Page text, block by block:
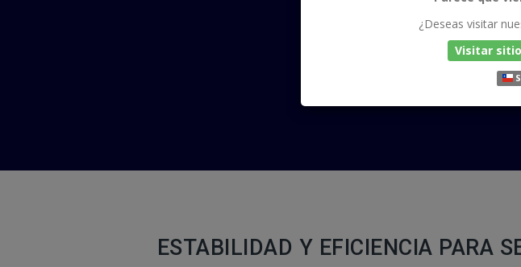
ESTABILIDAD Y EFICIENCIA PARA
¿Deseas visitar
Visitar